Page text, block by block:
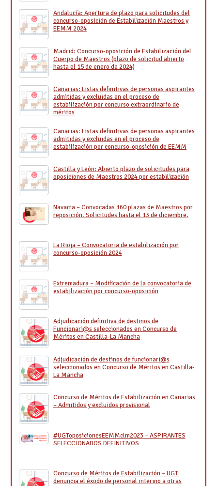
Andalucía: Apertura de plazo para solicitudes del
concurso-oposición de Estabilización Maestros y
EEMM 2024
Madrid: Concurso-oposición de Estabilización del
Cuerpo de Maestros (plazo de solicitud abierto
hasta el 15 de enero de 2024)
Canarias: Listas definitivas de personas aspirantes
admitidas y excluidas en el proceso de
estabilización por concurso extraordinario de
méritos
Canarias: Listas definitivas de personas aspirantes
admitidas y excluidas en el proceso de
estabilización por concurso-oposición de EEMM
Castilla y León: Abierto plazo de solicitudes para
oposiciones de Maestros 2024 por estabilización
Navarra – Convocadas 160 plazas de Maestros por
reposición. Solicitudes hasta el 13 de diciembre.
La Rioja – Convocatoria de estabilización por
concurso-oposición 2024
Extremadura – Modificación de la convocatoria de
estabilización por concurso-oposición
Adjudicación definitiva de destinos de
Funcionari@s seleccionados en Concurso de
Méritos en Castilla-La Mancha
Adjudicación de destinos de funcionari@s
seleccionados en Concurso de Méritos en Castilla-
La Mancha
Concurso de Méritos de Estabilización en Canarias
– Admitidos y excluidos provisional
#UGToposicionesEEMMclm2023 – ASPIRANTES
SELECCIONADOS DEFINITIVOS
Concurso de Méritos de Estabilización – UGT
denuncia el éxodo de personal interino a otras